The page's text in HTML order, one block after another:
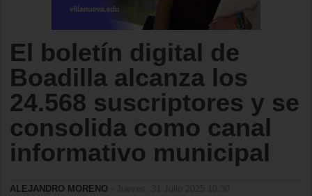
El boletín digital de
Boadilla alcanza los
24.568 suscriptores y se
consolida como canal
informativo municipal
ALEJANDRO MORENO